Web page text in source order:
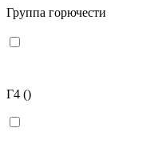
Группа горючести
Г4 ()